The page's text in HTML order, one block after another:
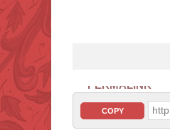
PERMALINK
COPY